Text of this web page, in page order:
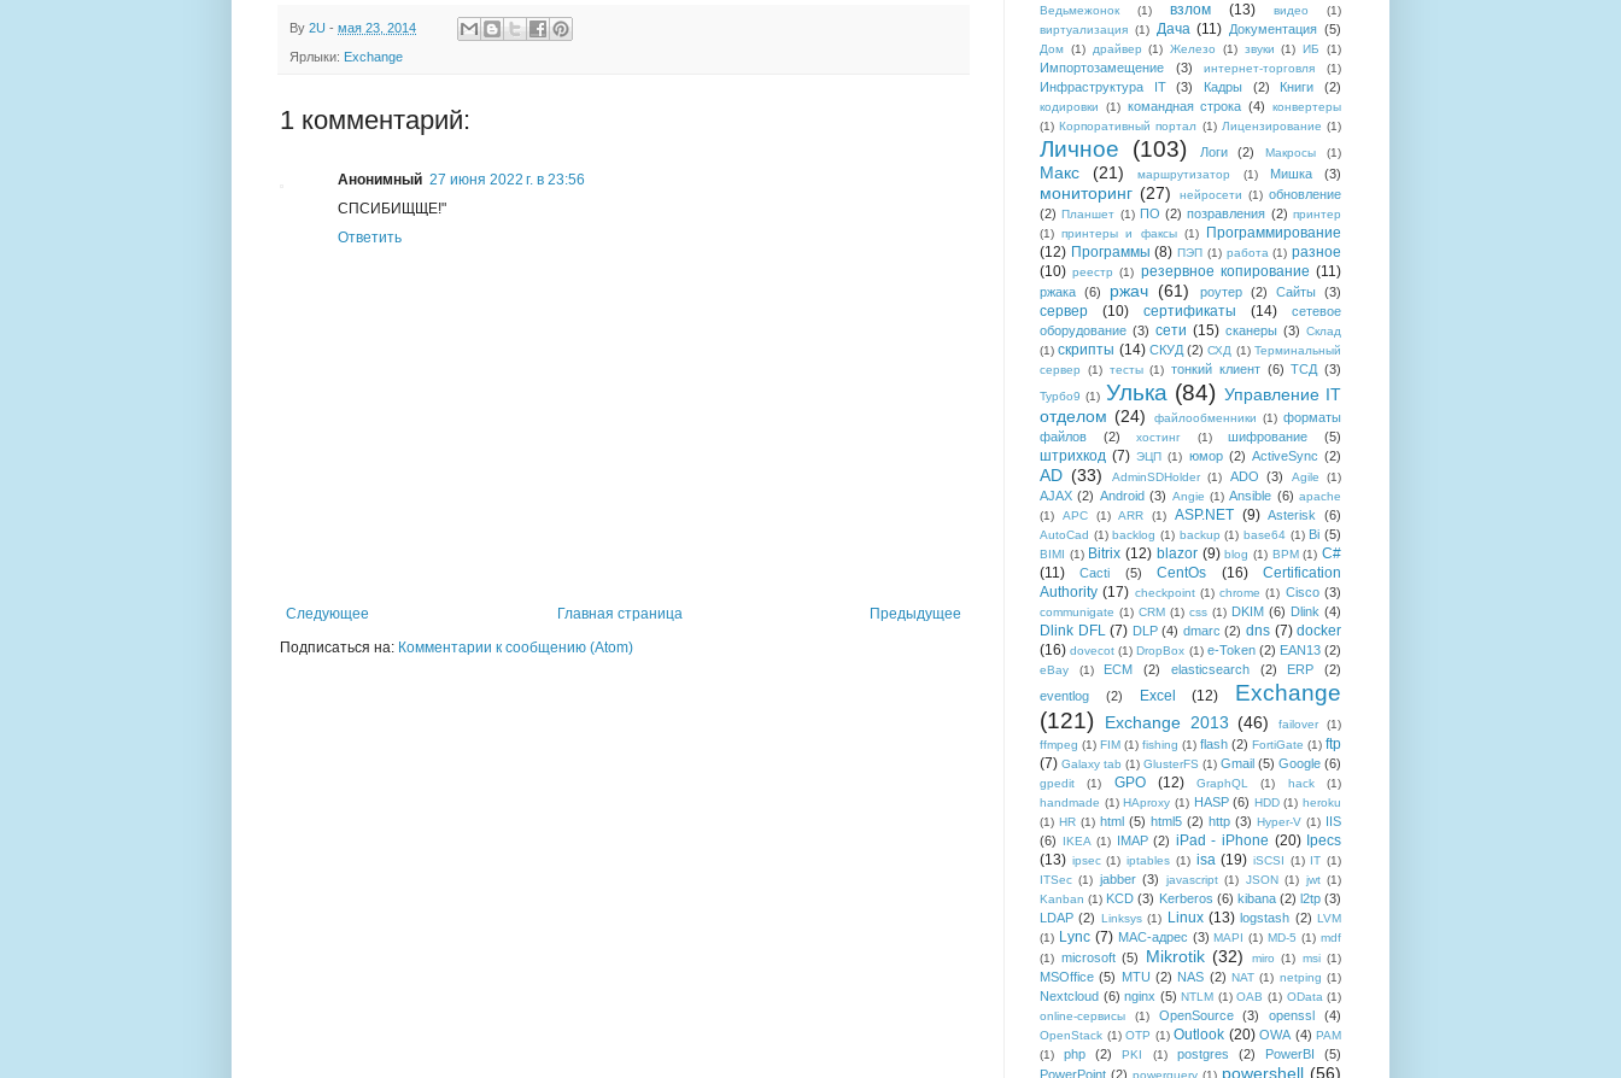
By 2U - мая 23, 2014
Ярлыки: Exchange
1 комментарий:
Анонимный 27 июня 2022 г. в 23:56
СПСИБИЩЩЕ!"
Ответить
Следующее Предыдущее
Главная страница
Подписаться на: Комментарии к сообщению (Atom)
Ведьмежонок
(1) взлом (13) видео
(1)
виртуализация (1) Дача (11) Документация (5)
Дом (1) драйвер (1) Железо (1) звуки (1) ИБ (1)
Импортозамещение (3) интернет-торговля (1)
Инфраструктура IT (3) Кадры (2) Книги (2)
кодировки (1) командная строка (4)
конвертеры
(1) Корпоративный портал (1) Лицензирование (1)
Личное (103) Логи (2) Макросы (1)
Макс (21) маршрутизатор (1) Мишка (3)
мониторинг (27) нейросети (1) обновление
(2) Планшет (1) ПО (2) позравления (2) принтер
(1) принтеры и факсы (1)
Программирование
(12) Программы (8) ПЭП (1) работа (1) разное
(10) реестр (1) резервное копирование (11)
ржака (6) ржач (61) роутер (2) Сайты (3)
сервер (10) сертификаты (14)
сетевое
оборудование (3) сети (15) сканеры (3) Склад
(1) скрипты (14) СКУД (2) СХД (1) Терминальный
сервер
(1) тесты (1) тонкий клиент (6) ТСД (3)
Турбо9 (1) Улька (84) Управление IT
отделом (24) файлообменники (1) форматы
файлов
(2) хостинг (1) шифрование (5)
штрихкод (7) ЭЦП (1) юмор (2) ActiveSync (2)
AD (33) AdminSDHolder (1) ADO (3) Agile (1)
AJAX (2) Android (3) Angie (1) Ansible (6) apache
(1)
APC (1) ARR (1) ASP.NET (9) Asterisk (6)
AutoCad (1) backlog (1) backup (1) base64 (1) Bi (5)
BIMI (1) Bitrix (12) blazor (9) blog (1) BPM (1) C#
(11)
Cacti (5) CentOs (16)
Certification
Authority (17) checkpoint (1) chrome (1) Cisco (3)
communigate (1) CRM (1) css (1) DKIM (6) Dlink (4)
Dlink DFL (7) DLP (4) dmarc (2) dns (7) docker
(16) dovecot (1) DropBox (1) e-Token (2) EAN13 (2)
eBay (1) ECM (2) elasticsearch (2) ERP
(2)
eventlog
(2) Excel (12)
Exchange
(121)
Exchange 2013 (46) failover
(1)
ffmpeg (1) FIM (1) fishing (1) flash (2) FortiGate (1) ftp
(7) Galaxy tab (1) GlusterFS (1) Gmail (5) Google (6)
gpedit (1) GPO (12) GraphQL (1) hack
(1)
handmade (1) HAproxy (1) HASP (6) HDD (1) heroku
(1) HR (1) html (5) html5 (2) http (3) Hyper-V (1) IIS
(6)
IKEA (1) IMAP (2) iPad - iPhone (20) Ipecs
(13) ipsec (1) iptables (1) isa (19) iSCSI (1) IT (1)
ITSec (1) jabber (3) javascript (1) JSON (1) jwt (1)
Kanban (1) KCD (3) Kerberos (6) kibana (2) l2tp (3)
LDAP (2) Linksys (1) Linux (13) logstash (2) LVM
(1) Lync (7) MAC-адрес (3) MAPI (1) MD-5 (1) mdf
(1) microsoft (5) Mikrotik (32) miro (1) msi (1)
MSOffice (5) MTU (2) NAS (2) NAT (1) netping (1)
Nextcloud (6) nginx (5) NTLM (1) OAB (1) OData (1)
online-сервисы
(1) OpenSource (3) openssl (4)
OpenStack (1) OTP (1) Outlook (20) OWA (4) PAM
(1)
php (2) PKI (1) postgres (2) PowerBI
(5)
PowerPoint (2) powerquery (1) powershell (56)